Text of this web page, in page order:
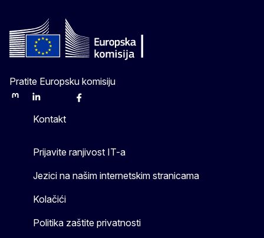
Pratite Europsku komisiju
MastodonLinkedInBlueskyFacebook
Kontakt
Prijavite ranjivost IT-a
Jezici na našim internetskim stranicama
Kolačići
Politika zaštite privatnosti